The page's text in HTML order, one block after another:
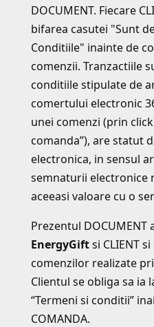
DOCUMENT. Fiecare
bifarea casutei "Sunt
Conditiile" inainte de
comenzii. Tranzactiile
conditiile stipulate de
comertului electronic
unei comenzi (prin
comanda”), are statut
electronica, in sensul
semnaturii electronice
aceeasi valoare cu o
Prezentul
EnergyGiftsi CLIENT
comenzilor realizate
Clientul se obliga sa ia
“Termeni si conditii”
COMANDA.